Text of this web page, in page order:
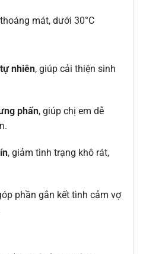
mát, dưới 30°C
nhiên, giúp cải thiện sinh
phấn, giúp chị em dễ
, giảm tình trạng khô rát,
phần gắn kết tình cảm vợ